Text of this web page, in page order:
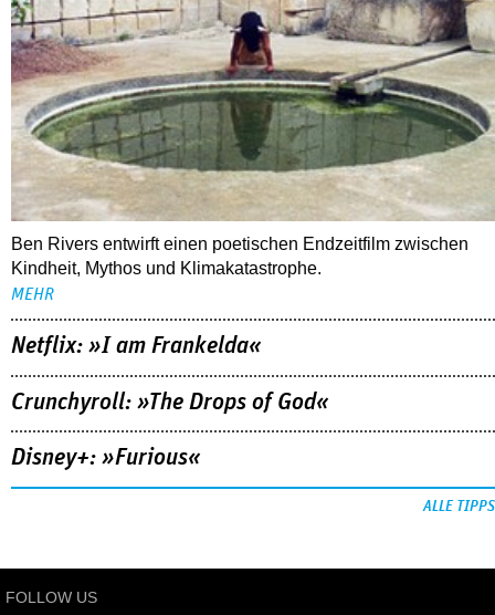
Ben Rivers entwirft einen poetischen Endzeitfilm zwischen
Kindheit, Mythos und Klimakatastrophe.
MEHR
Netflix: »I am Frankelda«
Crunchyroll: »The Drops of God«
Disney+: »Furious«
ALLE TIPPS
FOLLOW US